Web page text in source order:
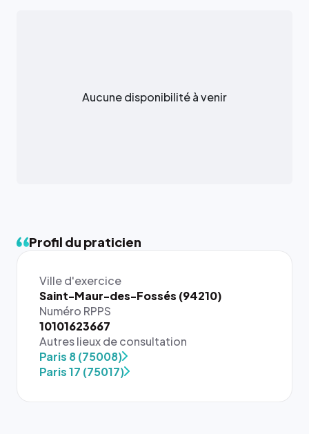
Aucune disponibilité à venir
Profil du praticien
Ville d'exercice
Saint-Maur-des-Fossés (94210)
Numéro RPPS
10101623667
Autres lieux de consultation
Paris 8 (75008)
Paris 17 (75017)
{# 40×40
: la taille
rendue par
`.profile-